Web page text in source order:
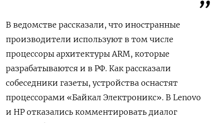
В ведомстве рассказали, что иностранные
производители используют в том числе
процессоры архитектуры ARM, которые
разрабатываются и в РФ. Как рассказали
собеседники газеты, устройства оснастят
процессорами «Байкал Электроникс». В Lenovo
и HP отказались комментировать диалог